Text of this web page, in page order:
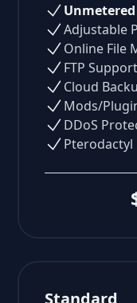
Unmetered
Adjustable
Online File
FTP Support
Cloud
Mods/
DDoS
Pterodactyl